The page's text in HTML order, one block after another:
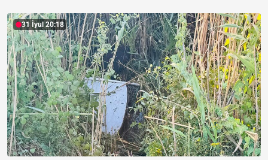
31 İyul 20:18